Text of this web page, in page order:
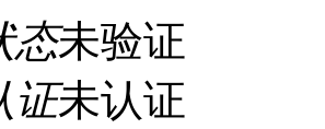
态未验证
证未认证